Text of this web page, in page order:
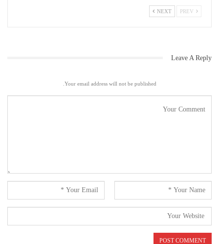
NEXT
Leave A Reply
Your email address will not be published.